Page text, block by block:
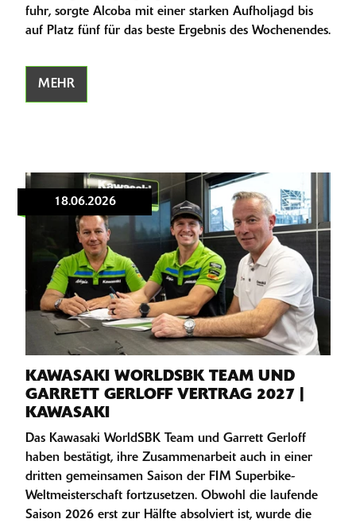
fuhr, sorgte Alcoba mit einer starken Aufholjagd bis
auf Platz fünf für das beste Ergebnis des Wochenendes.
MEHR
18.06.2026
KAWASAKI WORLDSBK TEAM UND
GARRETT GERLOFF VERTRAG 2027 |
KAWASAKI
Das Kawasaki WorldSBK Team und Garrett Gerloff
haben bestätigt, ihre Zusammenarbeit auch in einer
dritten gemeinsamen Saison der FIM Superbike-
Weltmeisterschaft fortzusetzen. Obwohl die laufende
Saison 2026 erst zur Hälfte absolviert ist, wurde die